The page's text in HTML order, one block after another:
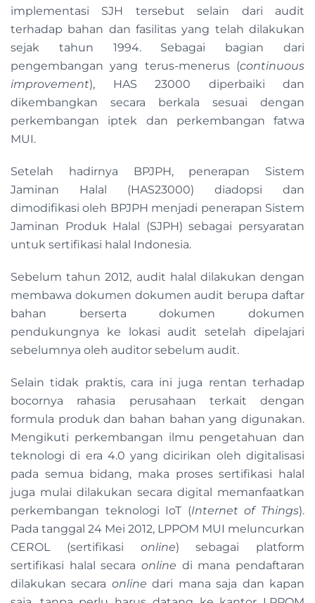
implementasi SJH tersebut selain dari audit
terhadap bahan dan fasilitas yang telah dilakukan
sejak tahun 1994. Sebagai bagian dari
pengembangan yang terus-menerus (continuous
improvement), HAS 23000 diperbaiki dan
dikembangkan secara berkala sesuai dengan
perkembangan iptek dan perkembangan fatwa
MUI.
Setelah hadirnya BPJPH, penerapan Sistem
Jaminan Halal (HAS23000) diadopsi dan
dimodifikasi oleh BPJPH menjadi penerapan Sistem
Jaminan Produk Halal (SJPH) sebagai persyaratan
untuk sertifikasi halal Indonesia.
Sebelum tahun 2012, audit halal dilakukan dengan
membawa dokumen dokumen audit berupa daftar
bahan berserta dokumen dokumen
pendukungnya ke lokasi audit setelah dipelajari
sebelumnya oleh auditor sebelum audit.
Selain tidak praktis, cara ini juga rentan terhadap
bocornya rahasia perusahaan terkait dengan
formula produk dan bahan bahan yang digunakan.
Mengikuti perkembangan ilmu pengetahuan dan
teknologi di era 4.0 yang dicirikan oleh digitalisasi
pada semua bidang, maka proses sertifikasi halal
juga mulai dilakukan secara digital memanfaatkan
perkembangan teknologi IoT (Internet of Things).
Pada tanggal 24 Mei 2012, LPPOM MUI meluncurkan
CEROL (sertifikasi online) sebagai platform
sertifikasi halal secara online di mana pendaftaran
dilakukan secara online dari mana saja dan kapan